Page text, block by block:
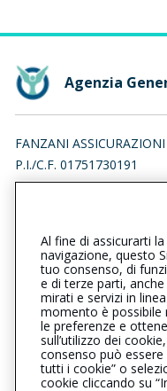
Agenzia
FANZANI
P.I./C.F. 01751730191
VIA GIUSEPPE RABBONI
037221354
L’intermediario è
Registro RUI al seguente
Al fine di assicurarti
navigazione, questo
tuo consenso, di
e di terze parti,
mirati e servizi in
momento è possibile
le preferenze e
sull’utilizzo dei
consenso può essere
tutti i cookie” o
cookie cliccando su